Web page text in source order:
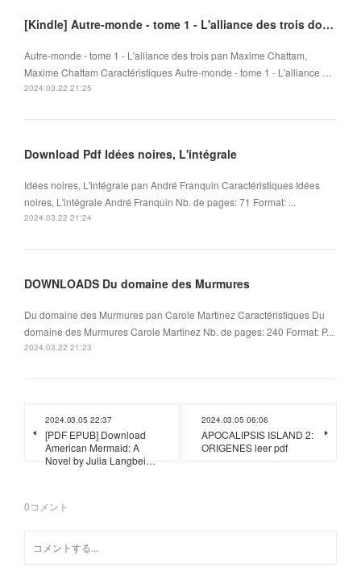
[Kindle] Autre-monde - tome 1 - L'alliance des trois download
Autre-monde - tome 1 - L'alliance des trois pan Maxime Chattam,
Maxime Chattam Caractéristiques Autre-monde - tome 1 - L'alliance …
2024.03.22 21:25
Download Pdf Idées noires, L'intégrale
Idées noires, L'intégrale pan André Franquin Caractéristiques Idées
noires, L'intégrale André Franquin Nb. de pages: 71 Format: ...
2024.03.22 21:24
DOWNLOADS Du domaine des Murmures
Du domaine des Murmures pan Carole Martinez Caractéristiques Du
domaine des Murmures Carole Martinez Nb. de pages: 240 Format: P...
2024.03.22 21:23
2024.03.05 22:37
[PDF EPUB] Download
American Mermaid: A
Novel by Julia Langbei…
2024.03.05 06:06
APOCALIPSIS ISLAND 2:
ORIGENES leer pdf
0コメント